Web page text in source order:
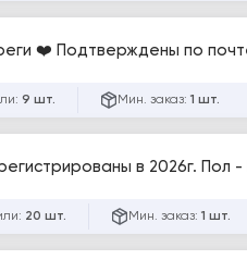
❤️ Подтверждены по почте
9 шт. Мин. заказ: 1 шт.
в 2026г. Пол -
20 шт. Мин. заказ: 1 шт.